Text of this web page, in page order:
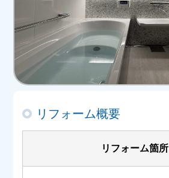
リフォーム概要
リフォーム箇所